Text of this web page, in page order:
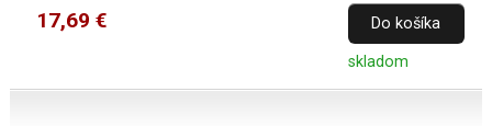
17,69 € Do košíka
skladom